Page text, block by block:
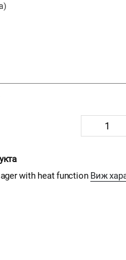
with heat function Виж